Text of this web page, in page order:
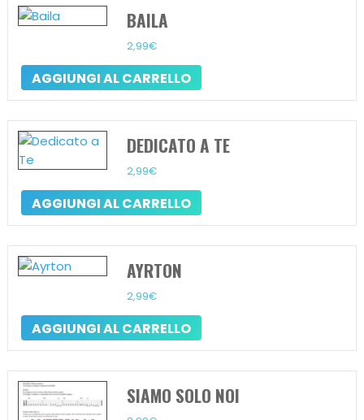
BAILA
2,99€
AGGIUNGI AL CARRELLO
DEDICATO A TE
2,99€
AGGIUNGI AL CARRELLO
AYRTON
2,99€
AGGIUNGI AL CARRELLO
SIAMO SOLO NOI